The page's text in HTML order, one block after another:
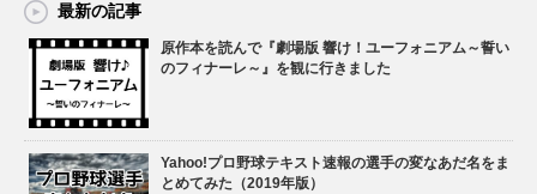
最新の記事
原作本を読んで『劇場版 響け！ユーフォニアム～誓い
のフィナーレ～』を観に行きました
Yahoo!プロ野球テキスト速報の選手の変なあだ名をま
とめてみた（2019年版）